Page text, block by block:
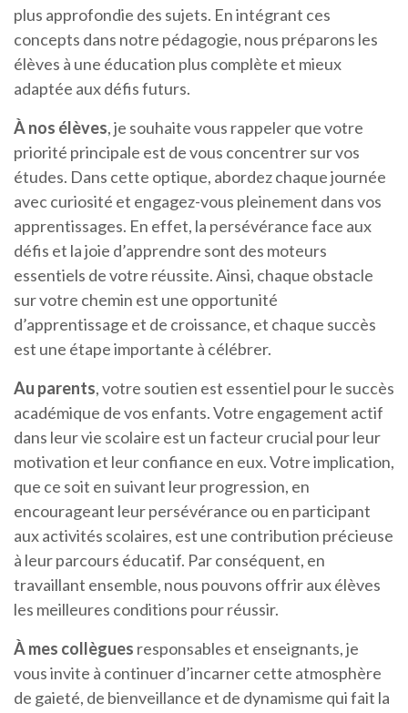
plus approfondie des sujets. En intégrant ces
concepts dans notre pédagogie, nous préparons les
élèves à une éducation plus complète et mieux
adaptée aux défis futurs.
À nos élèves, je souhaite vous rappeler que votre
priorité principale est de vous concentrer sur vos
études. Dans cette optique, abordez chaque journée
avec curiosité et engagez-vous pleinement dans vos
apprentissages. En effet, la persévérance face aux
défis et la joie d’apprendre sont des moteurs
essentiels de votre réussite. Ainsi, chaque obstacle
sur votre chemin est une opportunité
d’apprentissage et de croissance, et chaque succès
est une étape importante à célébrer.
Au parents, votre soutien est essentiel pour le succès
académique de vos enfants. Votre engagement actif
dans leur vie scolaire est un facteur crucial pour leur
motivation et leur confiance en eux. Votre implication,
que ce soit en suivant leur progression, en
encourageant leur persévérance ou en participant
aux activités scolaires, est une contribution précieuse
à leur parcours éducatif. Par conséquent, en
travaillant ensemble, nous pouvons offrir aux élèves
les meilleures conditions pour réussir.
À mes collègues responsables et enseignants, je
vous invite à continuer d’incarner cette atmosphère
de gaieté, de bienveillance et de dynamisme qui fait la